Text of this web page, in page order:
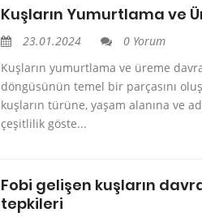
Kuşların Yumurtlama ve
23.01.2024
0 Yorum
Kuşların yumurtlama ve üreme
döngüsünün temel bir parçasını
kuşların türüne, yaşam alanına ve
çeşitlilik göste...
Fobi gelişen kuşların
tepkileri